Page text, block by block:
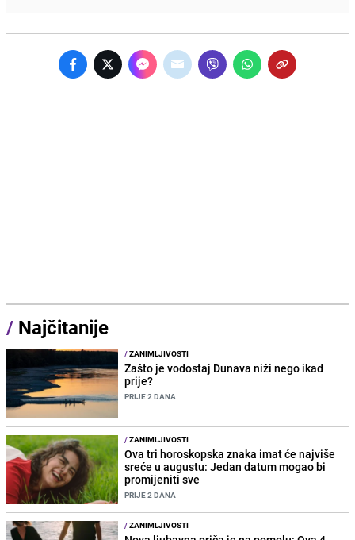
/ Najčitanije
/ZANIMLJIVOSTI
Zašto je vodostaj Dunava niži nego ikad
prije?
PRIJE 2 DANA
/ZANIMLJIVOSTI
Ova tri horoskopska znaka imat će najviše
sreće u augustu: Jedan datum mogao bi
promijeniti sve
PRIJE 2 DANA
/ZANIMLJIVOSTI